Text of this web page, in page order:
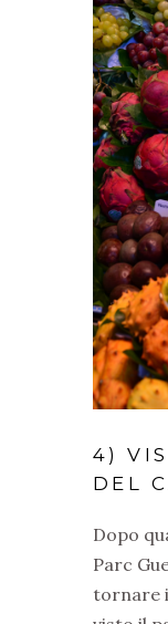
4)
DEL
Dopo
Parc
tornare